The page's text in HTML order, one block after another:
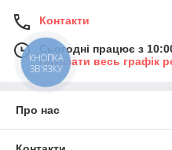
Контакти
Сьогодні працює з
Показати весь графік
Про нас
КНОПКА
ЗВ'ЯЗКУ